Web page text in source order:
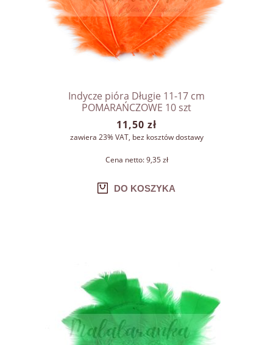
Indycze pióra Długie 11-17 cm
POMARAŃCZOWE 10 szt
11,50 zł
zawiera 23% VAT, bez kosztów dostawy
Cena netto:9,35 zł
DO KOSZYKA